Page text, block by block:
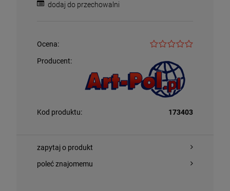
dodaj do przechowalni
Ocena:
Producent:
Kod produktu: 173403
zapytaj o produkt
poleć znajomemu